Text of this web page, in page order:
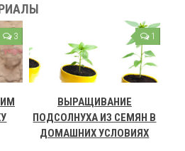
3 1
ВЫРАЩИВАНИЕ
ПОДСОЛНУХА ИЗ СЕМЯН В
ДОМАШНИХ УСЛОВИЯХ